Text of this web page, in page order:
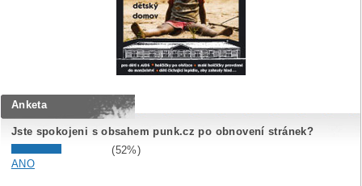
Anketa
Jste spokojeni s obsahem punk.cz po obnovení stránek?
(52%)
ANO